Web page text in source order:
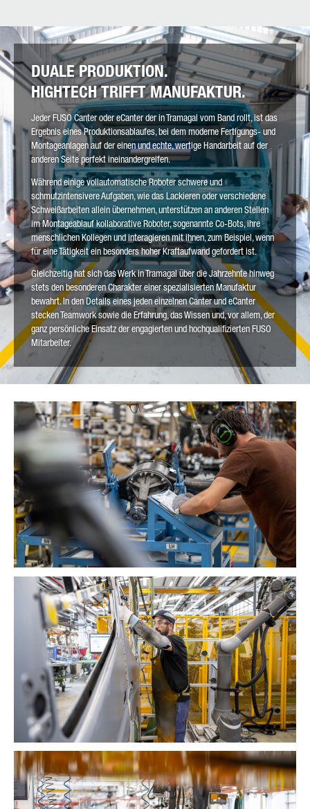
DUALE PRODUKTION.
HIGHTECH TRIFFT MANUFAKTUR.
Jeder FUSO Canter oder eCanter der in Tramagal vom Band rollt, ist das
Ergebnis eines Produktionsablaufes, bei dem moderne Fertigungs- und
Montageanlagen auf der einen und echte, wertige Handarbeit auf der
anderen Seite perfekt ineinandergreifen.
Während einige vollautomatische Roboter schwere und
schmutzintensivere Aufgaben, wie das Lackieren oder verschiedene
Schweißarbeiten allein übernehmen, unterstützen an anderen Stellen
im Montageablauf kollaborative Roboter, sogenannte Co-Bots, ihre
menschlichen Kollegen und interagieren mit ihnen, zum Beispiel, wenn
für eine Tätigkeit ein besonders hoher Kraftaufwand gefordert ist.
Gleichzeitig hat sich das Werk in Tramagal über die Jahrzehnte hinweg
stets den besonderen Charakter einer spezialisierten Manufaktur
bewahrt. In den Details eines jeden einzelnen Canter und eCanter
stecken Teamwork sowie die Erfahrung, das Wissen und, vor allem, der
ganz persönliche Einsatz der engagierten und hochqualifizierten FUSO
Mitarbeiter.